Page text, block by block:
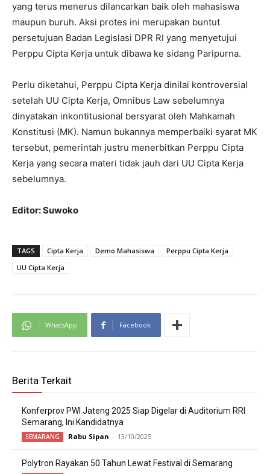
yang terus menerus dilancarkan baik oleh mahasiswa
maupun buruh. Aksi protes ini merupakan buntut
persetujuan Badan Legislasi DPR RI yang menyetujui
Perppu Cipta Kerja untuk dibawa ke sidang Paripurna.
Perlu diketahui, Perppu Cipta Kerja dinilai kontroversial
setelah UU Cipta Kerja, Omnibus Law sebelumnya
dinyatakan inkontitusional bersyarat oleh Mahkamah
Konstitusi (MK). Namun bukannya memperbaiki syarat MK
tersebut, pemerintah justru menerbitkan Perppu Cipta
Kerja yang secara materi tidak jauh dari UU Cipta Kerja
sebelumnya.
Editor: Suwoko
TAGS Cipta Kerja Demo Mahasiswa
Perppu Cipta Kerja
UU Cipta Kerja
WhatsApp Facebook
Berita Terkait
Konferprov PWI Jateng 2025 Siap Digelar di Auditorium RRI
Semarang, Ini Kandidatnya
SEMARANG Rabu Sipan - 13/10/2025
Polytron Rayakan 50 Tahun Lewat Festival di Semarang